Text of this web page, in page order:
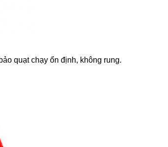
quạt chạy ổn định, không rung.